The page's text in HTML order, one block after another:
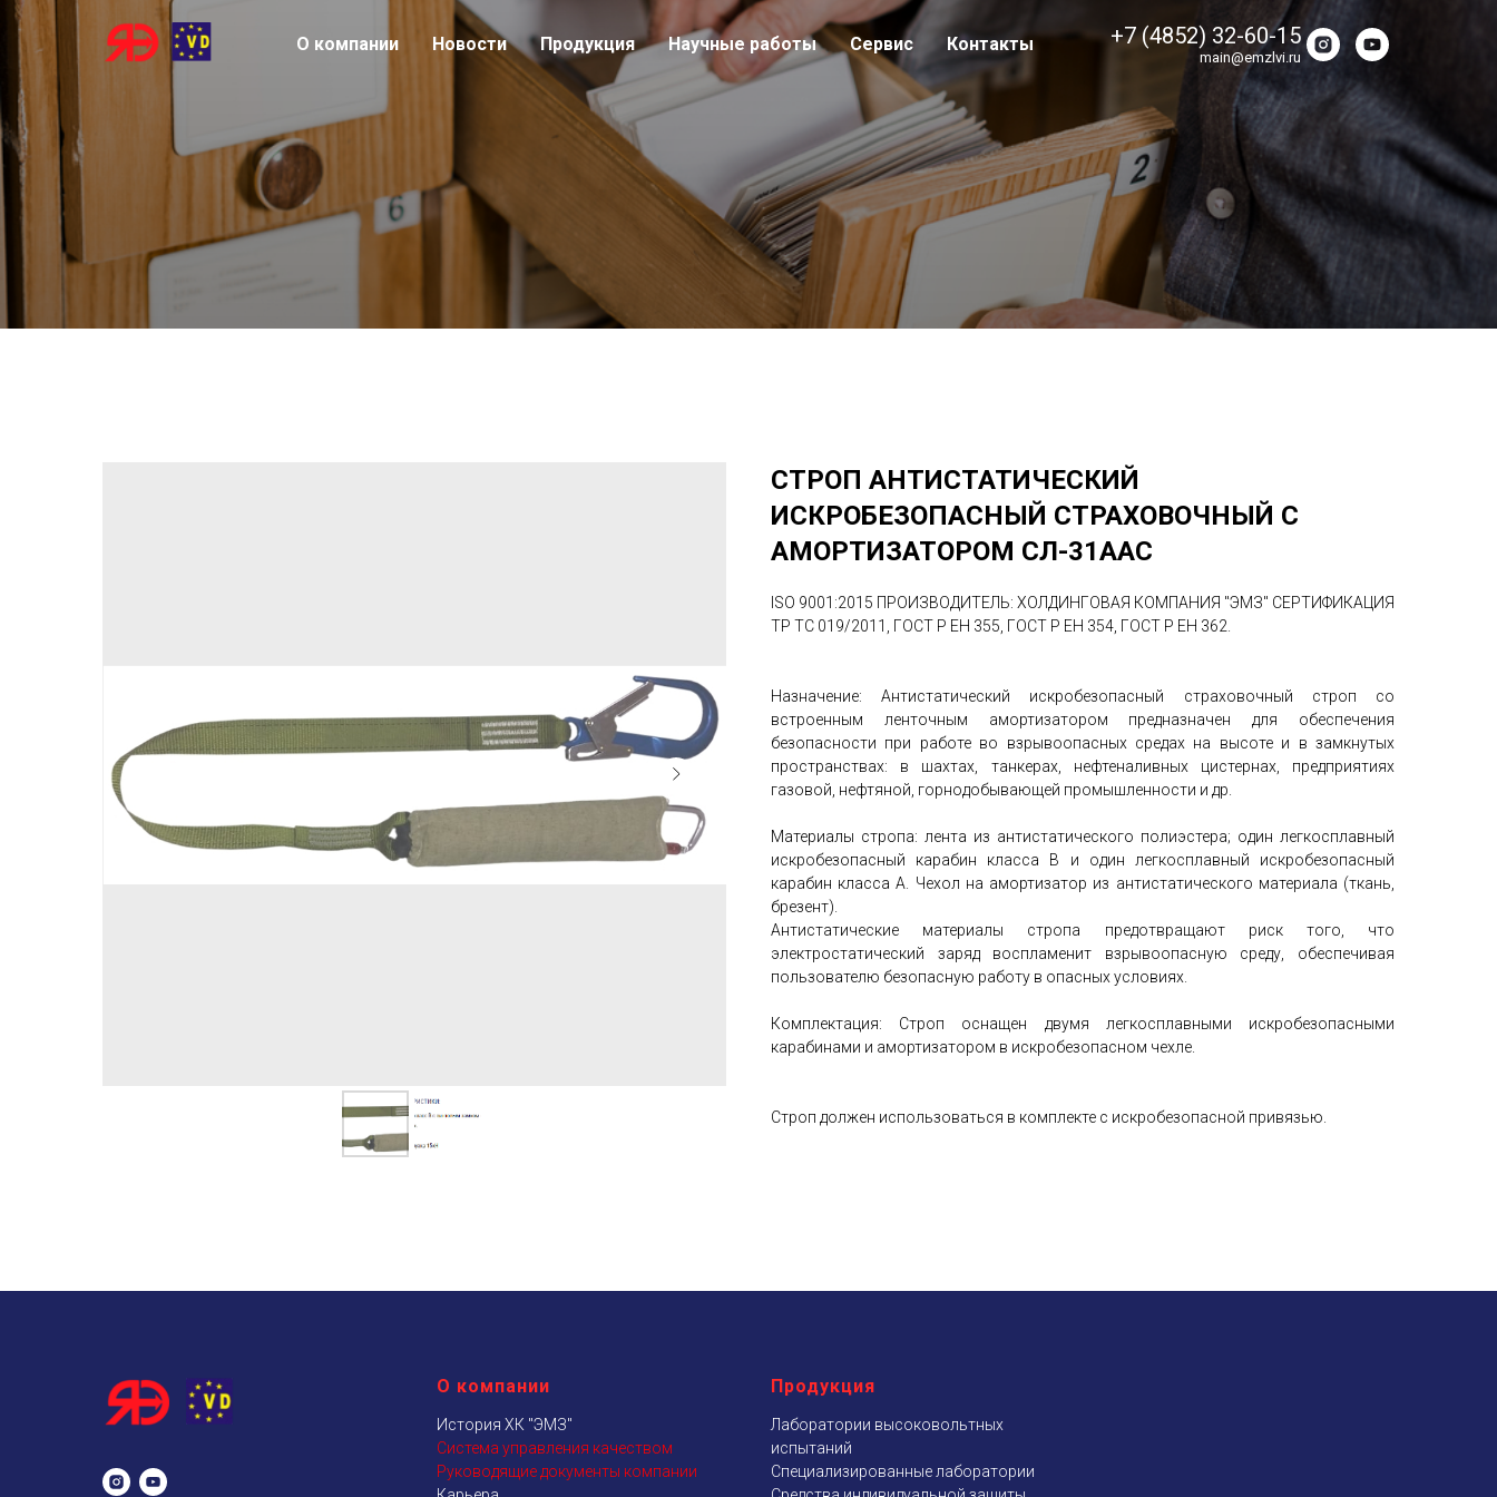
О компании Новости Продукция Научные работы Сервис Контакты +7 (4852) 32-60-15
main@emzlvi.ru
СТРОП АНТИСТАТИЧЕСКИЙ
ИСКРОБЕЗОПАСНЫЙ СТРАХОВОЧНЫЙ С
АМОРТИЗАТОРОМ СЛ-31ААС
ISO 9001:2015 ПРОИЗВОДИТЕЛЬ: ХОЛДИНГОВАЯ КОМПАНИЯ "ЭМЗ" СЕРТИФИКАЦИЯ
ТР ТС 019/2011, ГОСТ Р ЕН 355, ГОСТ Р ЕН 354, ГОСТ Р ЕН 362.
Назначение: Антистатический искробезопасный страховочный строп со
встроенным ленточным амортизатором предназначен для обеспечения
безопасности при работе во взрывоопасных средах на высоте и в замкнутых
пространствах: в шахтах, танкерах, нефтеналивных цистернах, предприятиях
газовой, нефтяной, горнодобывающей промышленности и др.
Материалы стропа: лента из антистатического полиэстера; один легкосплавный
искробезопасный карабин класса В и один легкосплавный искробезопасный
карабин класса А. Чехол на амортизатор из антистатического материала (ткань,
брезент).
Антистатические материалы стропа предотвращают риск того, что
электростатический заряд воспламенит взрывоопасную среду, обеспечивая
пользователю безопасную работу в опасных условиях.
Комплектация: Строп оснащен двумя легкосплавными искробезопасными
карабинами и амортизатором в искробезопасном чехле.
Строп должен использоваться в комплекте с искробезопасной привязью.
О компании
История ХК "ЭМЗ"
Система управления качеством
Руководящие документы компании
Продукция
Лаборатории высоковольтных
испытаний
Специализированные лаборатории